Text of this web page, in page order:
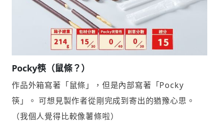
Pocky筷（鼠條？）
作品外箱寫著「鼠條」，但是內部寫著「Pocky
筷」。 可想見製作者從剛完成到寄出的猶豫心思。
（我個人覺得比較像薯條啦）